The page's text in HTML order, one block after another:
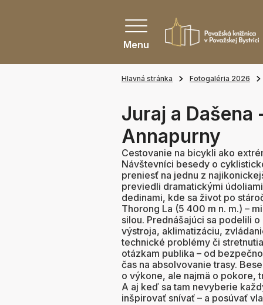
Menu
Hlavná stránka Fotogaléria 2026
Juraj a Dašena
Annapurny
Cestovanie na bicykli ako
Návštevníci besedy o
preniesť na jednu z
previedli dramatickými
dedinami, kde sa život po
Thorong La (5 400 m n. m.) –
silou. Prednášajúci sa podelili
výstroja, aklimatizáciu,
technické problémy či
otázkam publika – od
čas na absolvovanie trasy.
o výkone, ale najmä o pokore,
A aj keď sa tam nevyberie
inšpirovať snívať – a posúvať